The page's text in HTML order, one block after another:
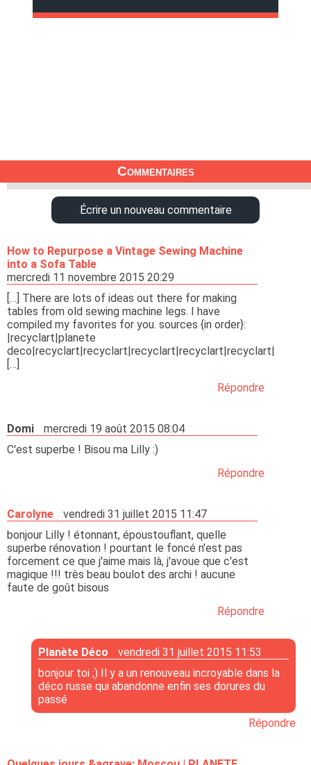
Commentaires
Écrire un nouveau commentaire
How to Repurpose a Vintage Sewing Machine
into a Sofa Table
mercredi 11 novembre 2015 20:29
[…] There are lots of ideas out there for making
tables from old sewing machine legs. I have
compiled my favorites for you. sources {in order}:
|recyclart|planete
deco|recyclart|recyclart|recyclart|recyclart|recyclart|
[…]
Répondre
Domi
mercredi 19 août 2015 08:04
C'est superbe ! Bisou ma Lilly :)
Répondre
Carolyne
vendredi 31 juillet 2015 11:47
bonjour Lilly ! étonnant, époustouflant, quelle
superbe rénovation ! pourtant le foncé n'est pas
forcement ce que j'aime mais là, j'avoue que c'est
magique !!! très beau boulot des archi ! aucune
faute de goût bisous
Répondre
Planète Déco
vendredi 31 juillet 2015 11:53
bonjour toi ;) Il y a un renouveau incroyable dans la
déco russe qui abandonne enfin ses dorures du
passé
Répondre